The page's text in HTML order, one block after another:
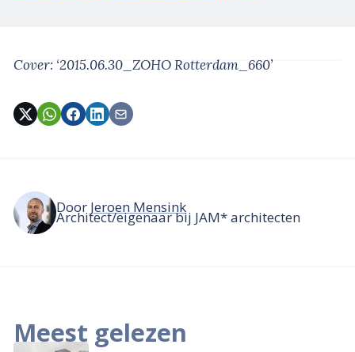
Cover: ‘2015.06.30_ZOHO Rotterdam_660’
Door Jeroen Mensink
Architect/eigenaar bij JAM* architecten
Meest gelezen